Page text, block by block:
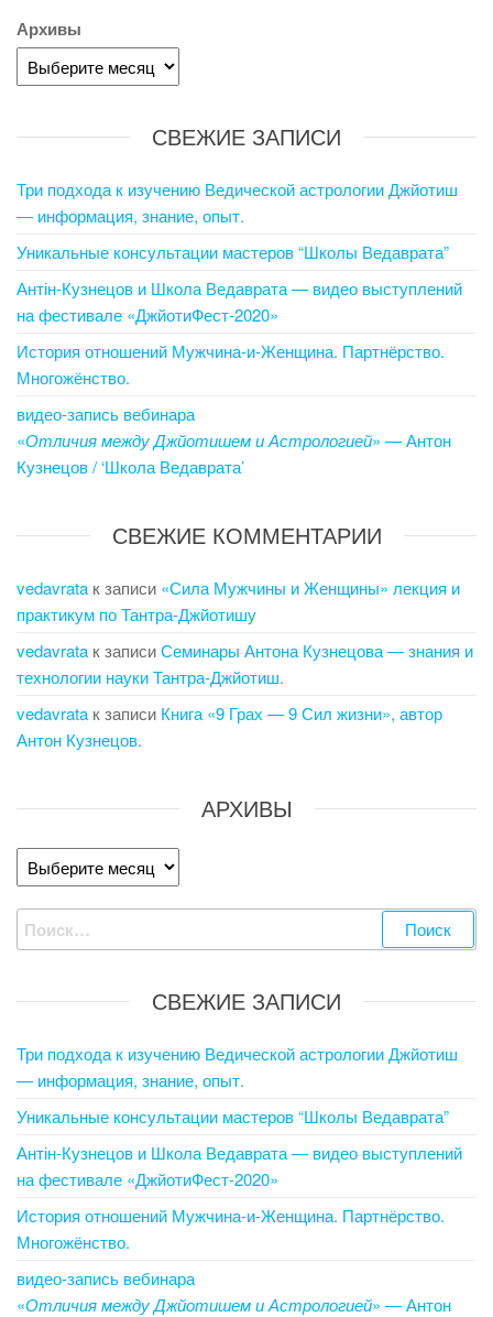
Архивы
СВЕЖИЕ ЗАПИСИ
Три подхода к изучению Ведической астрологии Джйотиш
— информация, знание, опыт.
Уникальные консультации мастеров “Школы Ведаврата”
Антін-Кузнецов и Школа Ведаврата — видео выступлений
на фестивале «ДжйотиФест-2020»
История отношений Мужчина-и-Женщина. Партнёрство.
Многожёнство.
видео-запись вебинара
«Отличия между Джйотишем и Астрологией» — Антон
Кузнецов / ‘Школа Ведаврата’
СВЕЖИЕ КОММЕНТАРИИ
vedavrata к записи «Сила Мужчины и Женщины» лекция и
практикум по Тантра-Джйотишу
vedavrata к записиСеминары Антона Кузнецова — знания и
технологии науки Тантра-Джйотиш.
vedavrata к записи Книга «9 Грах — 9 Сил жизни», автор
Антон Кузнецов.
АРХИВЫ
Архивы
Найти:
СВЕЖИЕ ЗАПИСИ
Три подхода к изучению Ведической астрологии Джйотиш
— информация, знание, опыт.
Уникальные консультации мастеров “Школы Ведаврата”
Антін-Кузнецов и Школа Ведаврата — видео выступлений
на фестивале «ДжйотиФест-2020»
История отношений Мужчина-и-Женщина. Партнёрство.
Многожёнство.
видео-запись вебинара
«Отличия между Джйотишем и Астрологией» — Антон